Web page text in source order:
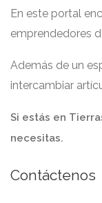
En este portal
emprendedores
Además de un
intercambiar
Si estás en
necesitas.
Contáctenos